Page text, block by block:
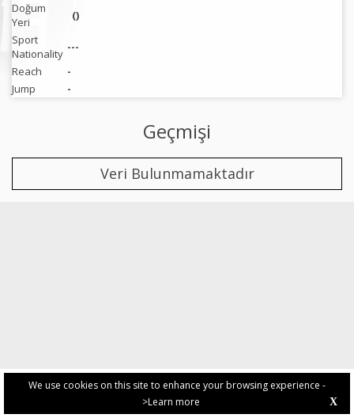
We use cookies on this site to enhance your browsing experience -
>Learn more
X
Doğum
Yeri
()
Sport
Nationality ---
Reach
-
Jump
-
Geçmişi
Veri Bulunmamaktadır